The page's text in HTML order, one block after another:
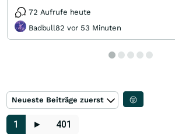
72 Aufrufe heute
Badbull82 vor 53 Minuten
Neueste Beiträge zuerst
1 ► 401